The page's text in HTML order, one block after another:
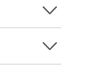
分院，香港亦設
費咨詢，讓人十
顧客同意並簽字
會及時告知客人